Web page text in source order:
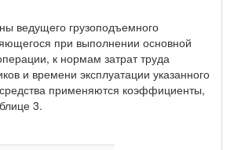
ведущего грузоподъемного
при выполнении основной
к нормам затрат труда
и времени эксплуатации указанного
применяются коэффициенты,
3.